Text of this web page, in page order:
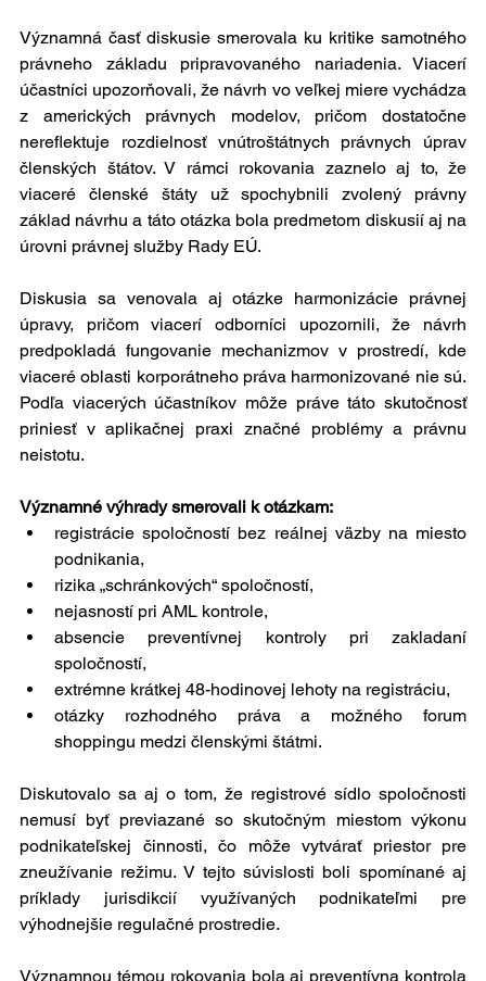
Významná časť diskusie smerovala ku kritike samotného
právneho základu pripravovaného nariadenia. Viacerí
účastníci upozorňovali, že návrh vo veľkej miere vychádza
z amerických právnych modelov, pričom dostatočne
nereflektuje rozdielnosť vnútroštátnych právnych úprav
členských štátov. V rámci rokovania zaznelo aj to, že
viaceré členské štáty už spochybnili zvolený právny
základ návrhu a táto otázka bola predmetom diskusií aj na
úrovni právnej služby Rady EÚ.
Diskusia sa venovala aj otázke harmonizácie právnej
úpravy, pričom viacerí odborníci upozornili, že návrh
predpokladá fungovanie mechanizmov v prostredí, kde
viaceré oblasti korporátneho práva harmonizované nie sú.
Podľa viacerých účastníkov môže práve táto skutočnosť
priniesť v aplikačnej praxi značné problémy a právnu
neistotu.
Významné výhrady smerovali k otázkam:
registrácie spoločností bez reálnej väzby na miesto
podnikania,
rizika „schránkových“ spoločností,
nejasností pri AML kontrole,
absencie preventívnej kontroly pri zakladaní
spoločností,
extrémne krátkej 48-hodinovej lehoty na registráciu,
otázky rozhodného práva a možného forum
shoppingu medzi členskými štátmi.
Diskutovalo sa aj o tom, že registrové sídlo spoločnosti
nemusí byť previazané so skutočným miestom výkonu
podnikateľskej činnosti, čo môže vytvárať priestor pre
zneužívanie režimu. V tejto súvislosti boli spomínané aj
príklady jurisdikcií využívaných podnikateľmi pre
výhodnejšie regulačné prostredie.
Významnou témou rokovania bola aj preventívna kontrola